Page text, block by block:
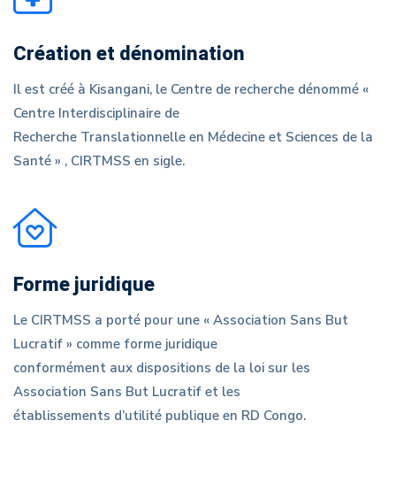
Création et dénomination
Il est créé à Kisangani, le Centre de recherche dénommé «
Centre Interdisciplinaire de
Recherche Translationnelle en Médecine et Sciences de la
Santé » , CIRTMSS en sigle.
Forme juridique
Le CIRTMSS a porté pour une « Association Sans But
Lucratif » comme forme juridique
conformément aux dispositions de la loi sur les
Association Sans But Lucratif et les
établissements d’utilité publique en RD Congo.